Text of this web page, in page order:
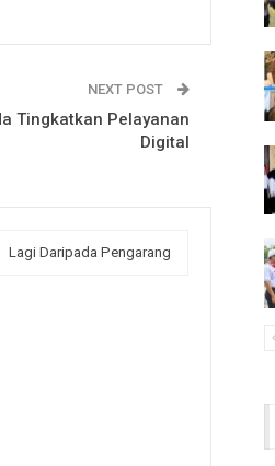
NEXT POST
Tingkatkan Pelayanan
Digital
Lagi Daripada Pengarang